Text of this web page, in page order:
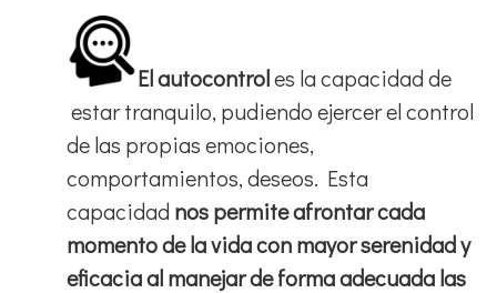
El autocontroles la capacidad de
estar tranquilo, pudiendo ejercer el control
de las propias emociones,
comportamientos, deseos. Esta
capacidad nos permite afrontar cada
momento de la vida con mayor serenidad y
eficacia al manejar de forma adecuada las